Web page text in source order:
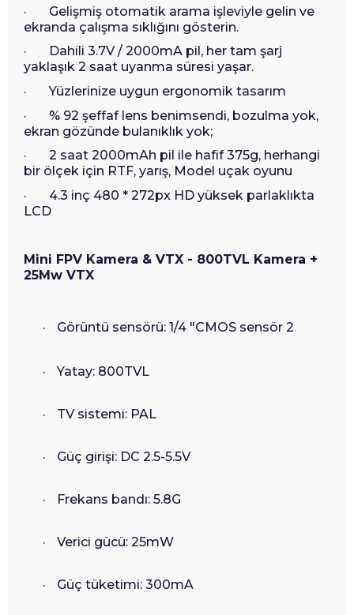
· Gelişmiş otomatik arama işleviyle gelin ve
ekranda çalışma sıklığını gösterin.
· Dahili 3.7V / 2000mA pil, her tam şarj
yaklaşık 2 saat uyanma süresi yaşar.
· Yüzlerinize uygun ergonomik tasarım
· % 92 şeffaf lens benimsendi, bozulma yok,
ekran gözünde bulanıklık yok;
· 2 saat 2000mAh pil ile hafif 375g, herhangi
bir ölçek için RTF, yarış, Model uçak oyunu
· 4.3 inç 480 * 272px HD yüksek parlaklıkta
LCD
Mini FPV Kamera & VTX - 800TVL Kamera +
25Mw VTX
· Görüntü sensörü: 1/4 "CMOS sensör 2
· Yatay: 800TVL
· TV sistemi: PAL
· Güç girişi: DC 2.5-5.5V
· Frekans bandı: 5.8G
· Verici gücü: 25mW
· Güç tüketimi: 300mA